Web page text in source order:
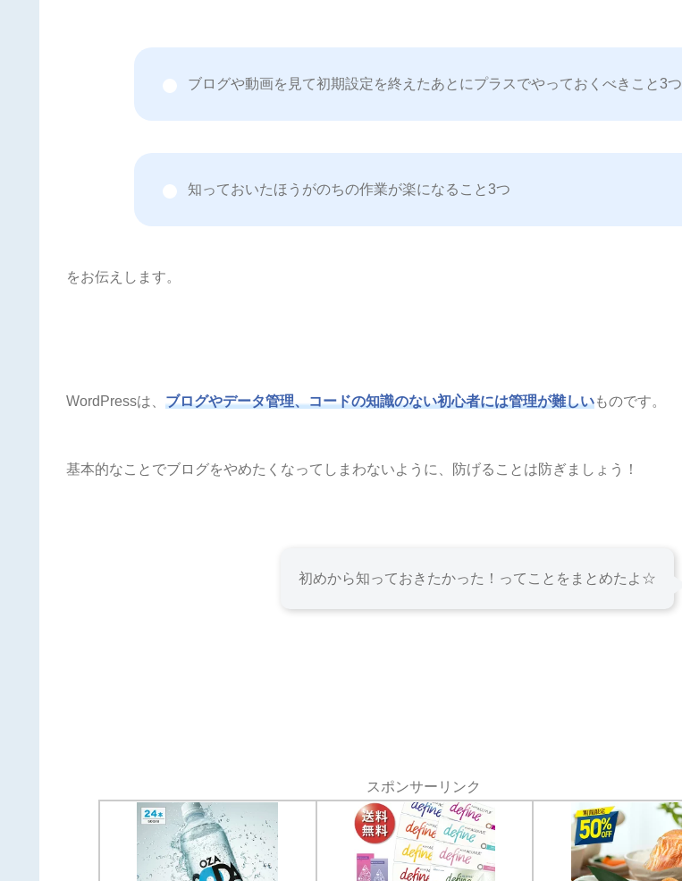
ブログや動画を見て初期設定を終えたあとにプラスでやっておくべきこと3つ
知っておいたほうがのちの作業が楽になること3つ
をお伝えします。
WordPressは、 ブログやデータ管理、コードの知識のない初心者には管理が難しいものです。
基本的なことでブログをやめたくなってしまわないように、防げることは防ぎましょう！
初めから知っておきたかった！ってことをまとめたよ☆
スポンサーリンク